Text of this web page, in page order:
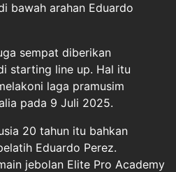
bawah arahan Eduardo
sempat diberikan
starting line up. Hal itu
laga pramusim
pada 9 Juli 2025.
20 tahun itu bahkan
Eduardo Perez.
jebolan Elite Pro Academy